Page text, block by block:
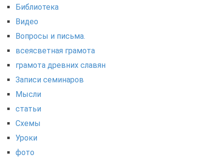
Библиотека
Видео
Вопросы и письма.
всеясветная грамота
грамота древних славян
Записи семинаров
Мысли
статьи
Схемы
Уроки
фото